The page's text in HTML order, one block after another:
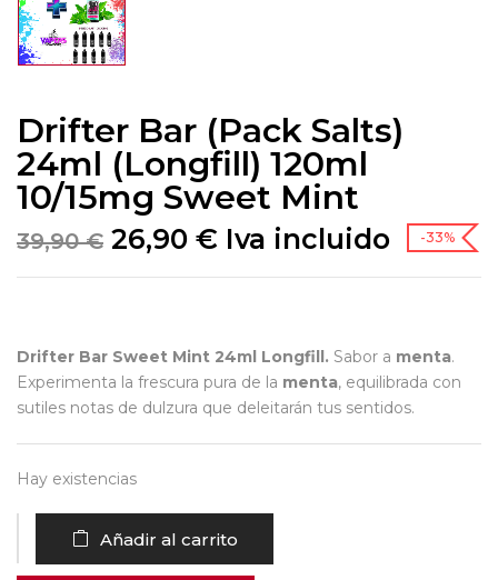
Drifter Bar (Pack Salts)
24ml (Longfill) 120ml
10/15mg Sweet Mint
39,90€ 26,90 € Iva incluido -33%
Drifter Bar Sweet Mint 24ml Longfill. Sabor a menta.
Experimenta la frescura pura de la menta, equilibrada con
sutiles notas de dulzura que deleitarán tus sentidos.
Hay existencias
Añadir al carrito